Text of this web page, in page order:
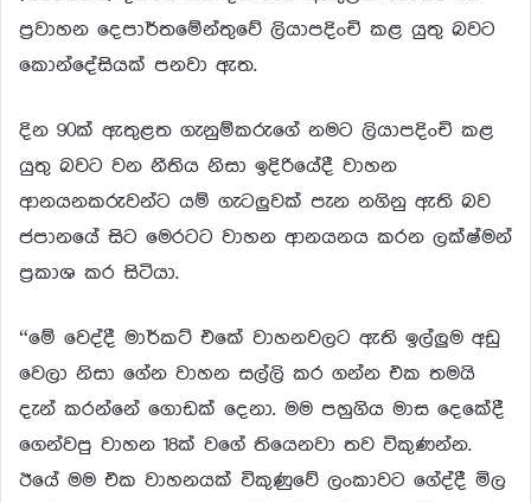
ප්‍රවාහන දෙපාර්තමේන්තුවේ ලියාපදිංචි කළ යුතු බවට
කොන්දේසියක් පනවා ඇත.
දින 90ක් ඇතුළත ගැනුම්කරුගේ නමට ලියාපදිංචි කළ
යුතු බවට වන නීතිය නිසා ඉදිරියේදී වාහන
ආනයනකරුවන්ට යම් ගැටලුවක් පැන නගිනු ඇති බව
ජපානයේ සිට මෙරටට වාහන ආනයනය කරන ලක්ෂ්මන්
ප්‍රකාශ කර සිටියා.
“මේ වෙද්දී මාර්කට් එකේ වාහනවලට ඇති ඉල්ලුම අඩු
වෙලා නිසා ගේන වාහන සල්ලි කර ගන්න එක තමයි
දැන් කරන්නේ ගොඩක් දෙනා. මම පහුගිය මාස දෙකේදී
ගෙන්වපු වාහන 18ක් වගේ තියෙනවා තව විකුණන්න.
ඊයේ මම එක වාහනයක් විකුණුවේ ලංකාවට ගේද්දී මිල